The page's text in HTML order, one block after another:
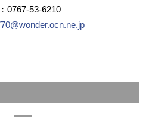
0767-53-6210